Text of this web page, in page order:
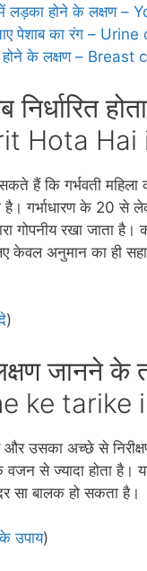
में लड़का होने के लक्षण
पेशाब का रंग –
होने के लक्षण –
निर्धा‍रित
Hota Hai
हैं कि गर्भवती
है। गर्भाधारण के 20
गोपनीय रखा जाता है।
अनुमान का ही
)
जानने
ke tarike
उसका अच्‍छे से
से ज्‍यादा होता है।
सा बालक हो सकता है।
उपाय)